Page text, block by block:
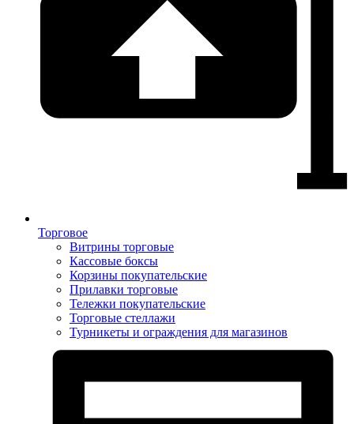
Торговое
Витрины торговые
Кассовые боксы
Корзины покупательские
Прилавки торговые
Тележки покупательские
Торговые стеллажи
Турникеты и ограждения для магазинов